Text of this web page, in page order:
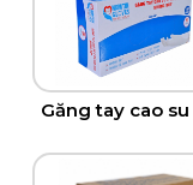
Găng tay cao su